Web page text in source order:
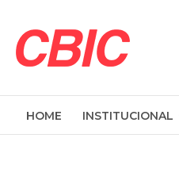
HOME INSTITUCIONAL